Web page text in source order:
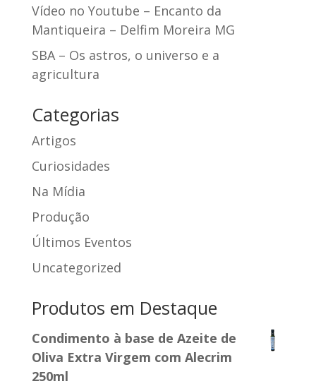
Vídeo no Youtube – Encanto da
Mantiqueira – Delfim Moreira MG
SBA – Os astros, o universo e a
agricultura
Categorias
Artigos
Curiosidades
Na Mídia
Produção
Últimos Eventos
Uncategorized
Produtos em Destaque
Condimento à base de Azeite de
Oliva Extra Virgem com Alecrim
250ml